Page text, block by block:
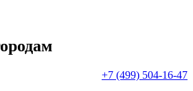
+7 (499) 504-16-47